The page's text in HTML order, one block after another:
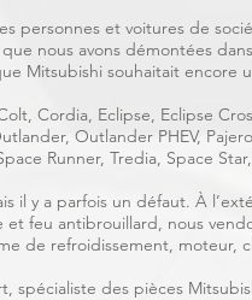
personnes et voitures de
nous avons démontées
Mitsubishi souhaitait encore
Cordia, Eclipse, Eclipse
Outlander PHEV,
Runner, Tredia, Space
il y a parfois un défaut. À
feu antibrouillard, nous
de refroidissement, moteur,
spécialiste des pièces